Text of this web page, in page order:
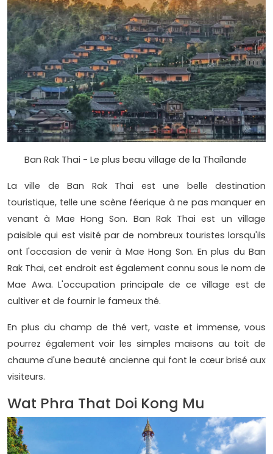
Ban Rak Thai - Le plus beau village de la Thaïlande
La ville de Ban Rak Thai est une belle destination
touristique, telle une scène féerique à ne pas manquer en
venant à Mae Hong Son. Ban Rak Thai est un village
paisible qui est visité par de nombreux touristes lorsqu'ils
ont l'occasion de venir à Mae Hong Son. En plus du Ban
Rak Thai, cet endroit est également connu sous le nom de
Mae Awa. L'occupation principale de ce village est de
cultiver et de fournir le fameux thé.
En plus du champ de thé vert, vaste et immense, vous
pourrez également voir les simples maisons au toit de
chaume d'une beauté ancienne qui font le cœur brisé aux
visiteurs.
Wat Phra That Doi Kong Mu